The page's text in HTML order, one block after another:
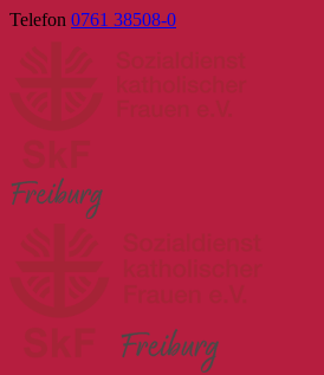
Skip
Telefon 0761 38508-0